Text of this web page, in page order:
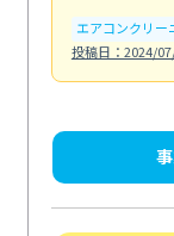
エアコンクリー
投稿日：2024/